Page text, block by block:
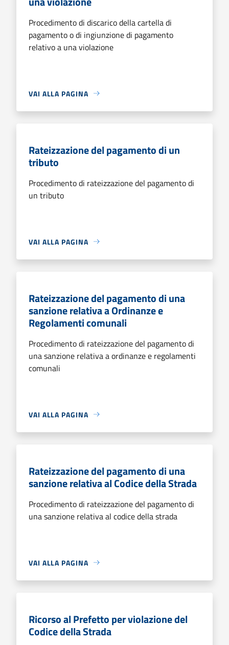
Procedimento di discarico della cartella di
pagamento o di ingiunzione di pagamento
relativo a una violazione
VAI ALLA PAGINA
Rateizzazione del pagamento di un
tributo
Procedimento di rateizzazione del pagamento di
un tributo
VAI ALLA PAGINA
Rateizzazione del pagamento di una
sanzione relativa a Ordinanze e
Regolamenti comunali
Procedimento di rateizzazione del pagamento di
una sanzione relativa a ordinanze e regolamenti
comunali
VAI ALLA PAGINA
Rateizzazione del pagamento di una
sanzione relativa al Codice della Strada
Procedimento di rateizzazione del pagamento di
una sanzione relativa al codice della strada
VAI ALLA PAGINA
Ricorso al Prefetto per violazione del
Codice della Strada